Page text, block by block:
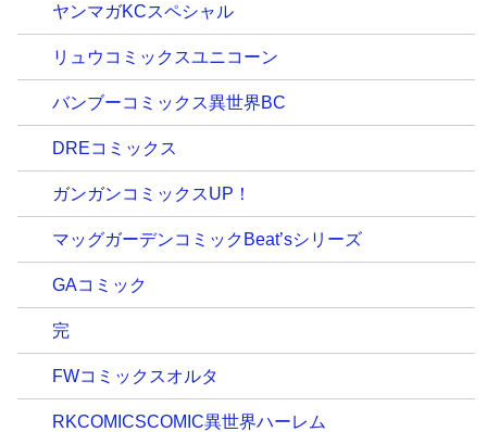
ヤンマガKCスペシャル
リュウコミックスユニコーン
バンブーコミックス異世界BC
DREコミックス
ガンガンコミックスUP！
マッグガーデンコミックBeat’sシリーズ
GAコミック
完
FWコミックスオルタ
RKCOMICSCOMIC異世界ハーレム